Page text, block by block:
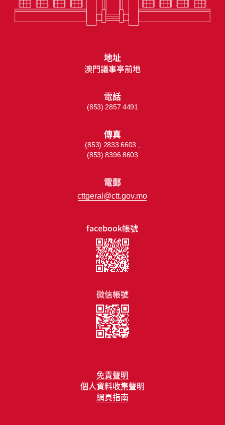
免責聲明
個人資料收集聲明
網頁指南
facebook帳號
微信帳號
地址
澳門議事亭前地
電話
(853) 2857 4491
傳真
(853) 2833 6603 ;
(853) 8396 8603
電郵
cttgeral@ctt.gov.mo